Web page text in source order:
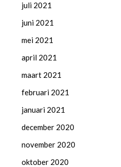
juli 2021
juni 2021
mei 2021
april 2021
maart 2021
februari 2021
januari 2021
december 2020
november 2020
oktober 2020